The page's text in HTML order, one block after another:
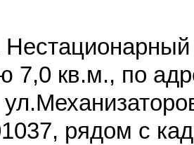
7,0 кв.м., по
рядом с